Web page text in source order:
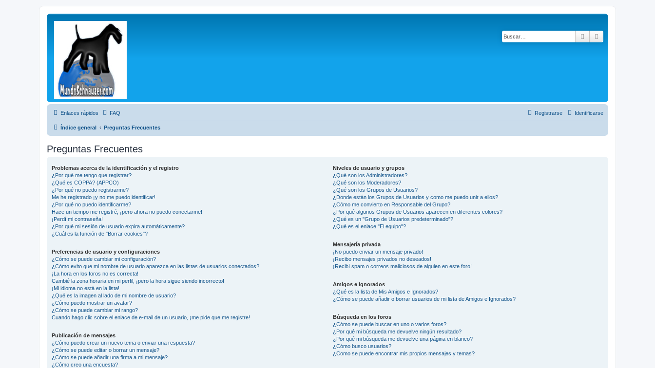
Buscar
Enlaces rápidos FAQ Identificarse
Registrarse
Índice general Preguntas Frecuentes
Preguntas Frecuentes
Problemas acerca de la identificación y el registro
¿Por qué me tengo que registrar?
¿Qué es COPPA? (APPCO)
¿Por qué no puedo registrarme?
Me he registrado ¡y no me puedo identificar!
¿Por qué no puedo identificarme?
Hace un tiempo me registré, ¡pero ahora no puedo conectarme!
¡Perdí mi contraseña!
¿Por qué mi sesión de usuario expira automáticamente?
¿Cuál es la función de "Borrar cookies"?
Preferencias de usuario y configuraciones
¿Cómo se puede cambiar mi configuración?
¿Cómo evito que mi nombre de usuario aparezca en las listas de usuarios conectados?
¡La hora en los foros no es correcta!
Cambié la zona horaria en mi perfil, ¡pero la hora sigue siendo incorrecto!
¡Mi idioma no está en la lista!
¿Qué es la imagen al lado de mi nombre de usuario?
¿Cómo puedo mostrar un avatar?
¿Cómo se puede cambiar mi rango?
Cuando hago clic sobre el enlace de e-mail de un usuario, ¡me pide que me registre!
Publicación de mensajes
¿Cómo puedo crear un nuevo tema o enviar una respuesta?
¿Cómo se puede editar o borrar un mensaje?
¿Cómo se puede añadir una firma a mi mensaje?
¿Cómo creo una encuesta?
Niveles de usuario y grupos
¿Qué son los Administradores?
¿Qué son los Moderadores?
¿Qué son los Grupos de Usuarios?
¿Donde están los Grupos de Usuarios y como me puedo unir a ellos?
¿Cómo me convierto en Responsable del Grupo?
¿Por qué algunos Grupos de Usuarios aparecen en diferentes colores?
¿Qué es un "Grupo de Usuarios predeterminado"?
¿Qué es el enlace "El equipo"?
Mensajería privada
¡No puedo enviar un mensaje privado!
¡Recibo mensajes privados no deseados!
¡Recibí spam o correos maliciosos de alguien en este foro!
Amigos e Ignorados
¿Qué es la lista de Mis Amigos e Ignorados?
¿Cómo se puede añadir o borrar usuarios de mi lista de Amigos e Ignorados?
Búsqueda en los foros
¿Cómo se puede buscar en uno o varios foros?
¿Por qué mi búsqueda me devuelve ningún resultado?
¿Por qué mi búsqueda me devuelve una página en blanco?
¿Cómo busco usuarios?
¿Como se puede encontrar mis propios mensajes y temas?